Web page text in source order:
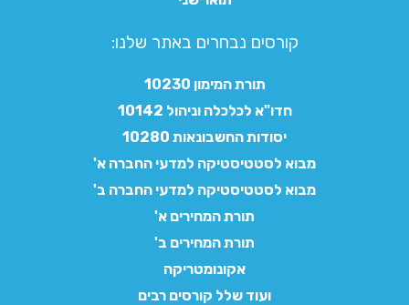
קורסים נבחרים באתר שלנו:​
תורת המימון 10230
חדו"א לכלכלה וניהול 10142
יסודות החשבונאות 10280
מבוא לסטטיסטיקה למדעי החברה א'
מבוא לסטטיסטיקה למדעי החברה ב'
תורת המחירים א'
תורת המחירים ב'
אקונומטריקה
ועוד שלל קורסים רבים